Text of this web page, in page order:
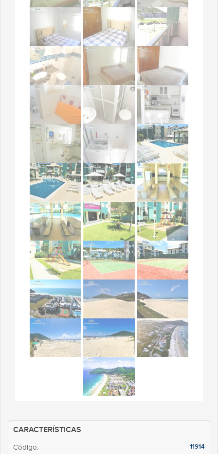
CARACTERÍSTICAS
Código: 11914